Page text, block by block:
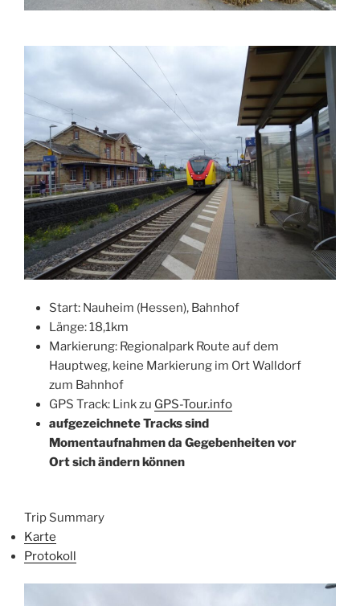
Start: Nauheim (Hessen), Bahnhof
Länge: 18,1km
Markierung: Regionalpark Route auf dem
Hauptweg, keine Markierung im Ort Walldorf
zum Bahnhof
GPS Track: Link zu GPS-Tour.info
aufgezeichnete Tracks sind
Momentaufnahmen da Gegebenheiten vor
Ort sich ändern können
Trip Summary
Karte
Protokoll